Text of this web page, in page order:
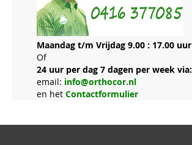
Maandag t/m Vrijdag 9.00 : 17.00 uur
Of
24 uur per dag 7 dagen per week via:
email: info@orthocor.nl
en het Contactformulier